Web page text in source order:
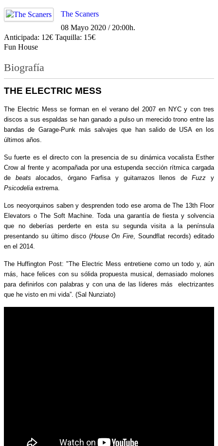
The Scaners
08 Mayo 2020 / 20:00h.
Anticipada: 12€ Taquilla: 15€
Fun House
Biografía
THE ELECTRIC MESS
The Electric Mess se forman en el verano del 2007 en NYC y con tres
discos a sus espaldas se han ganado a pulso un merecido trono entre las
bandas de Garage-Punk más salvajes que han salido de USA en los
últimos años.
Su fuerte es el directo con la presencia de su dinámica vocalista Esther
Crow al frente y acompañada por una estupenda sección rítmica cargada
de beats alocados, órgano Farfisa y guitarrazos llenos deFuzzy
Psicodelia extrema.
Los neoyorquinos saben y desprenden todo ese aroma de The 13th Floor
Elevators o The Soft Machine. Toda una garantía de fiesta y solvencia
que no deberías perderte en esta su segunda visita a la península
presentando su último disco (House On Fire , Soundflat records) editado
en el 2014.
The Huffington Post: "The Electric Mess entretiene como un todo y, aún
más, hace felices con su sólida propuesta musical, demasiado molones
para definirlos con palabras y con una de las líderes más electrizantes
que he visto en mi vida”. (Sal Nunziato)